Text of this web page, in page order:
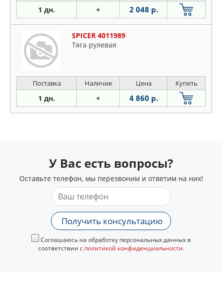
1 дн. + 2 048 р.
SPICER 4011989
Тяга рулевая
Поставка Наличие Цена Купить
1 дн. + 4 860 р.
У Вас есть вопросы?
Оставьте телефон, мы перезвоним и ответим на них!
Получить консультацию
Соглашаюсь на обработку персональных данных в
соответствии с политикой конфиденциальности.